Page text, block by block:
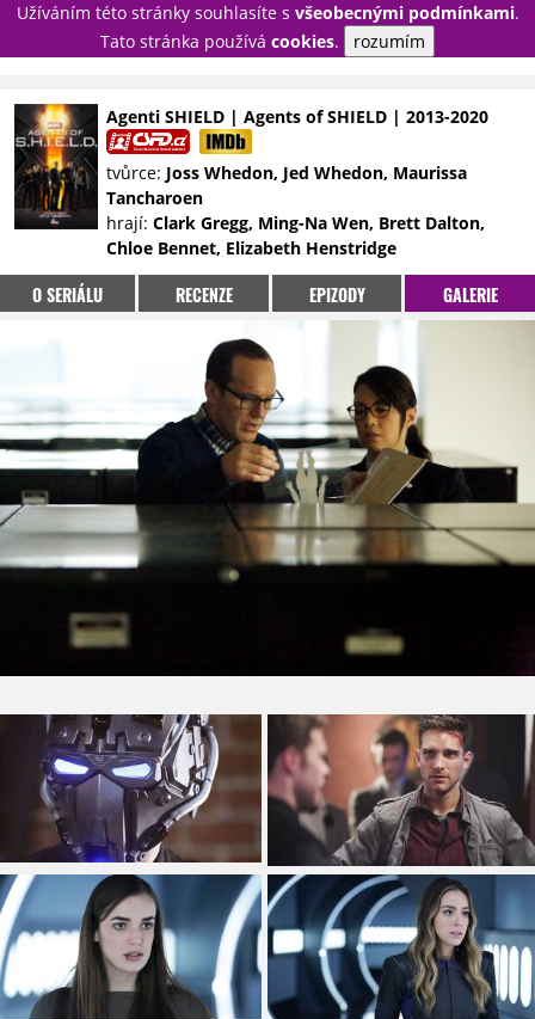
Užíváním této stránky souhlasíte s všeobecnými podmínkami.
Tato stránka používá cookies. rozumím
PŘIHLÁSIT
NOVINKY
TÉMATA
RECENZE
EPIZODY
KULT
TRAILERY
GALERIE
DISKUZE
STATISTIKY
TIRÁŽ
Agenti SHIELD | Agents of SHIELD | 2013-2020
tvůrce: Joss Whedon, Jed Whedon, Maurissa
Tancharoen
hrají: Clark Gregg, Ming-Na Wen, Brett Dalton,
Chloe Bennet, Elizabeth Henstridge
O SERIÁLU RECENZE EPIZODY GALERIE